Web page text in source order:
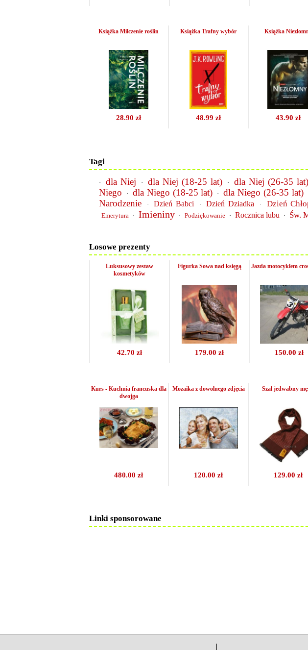
28.90 zł
Książka Milczenie roślin
48.99 zł
Książka Trafny wybór
43.90 zł
Książka
Tagi
· dla Niej · dla Niej (18-25 lat) · dla Niej (26-35 lat)
Niego
· dla Niego (18-25 lat) · dla Niego (26-35 lat)
Narodzenie
· Dzień Babci · Dzień Dziadka · Dzień
Emerytura
· Imieniny · Podziękowanie · Rocznica lubu · Św.
Losowe prezenty
42.70 zł
Luksusowy zestaw
kosmetyków
179.00 zł
Figurka Sowa nad księgą
150.00 zł
Jazda motocyklem
480.00 zł
Kurs - Kuchnia francuska dla
dwojga
120.00 zł
Mozaika z dowolnego zdjęcia
129.00 zł
Szal jedwabny
Linki sponsorowane